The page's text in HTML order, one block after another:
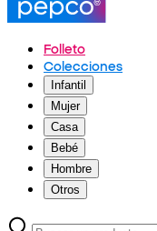
Folleto
Colecciones
Infantil
Mujer
Casa
Bebé
Hombre
Otros